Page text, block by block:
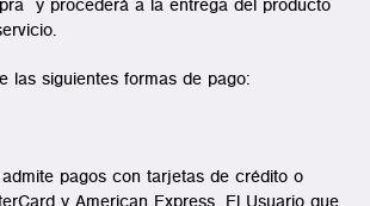
y procederá a la entrega del producto
las siguientes formas de pago:
pagos con tarjetas de crédito o
y American Express. El Usuario que